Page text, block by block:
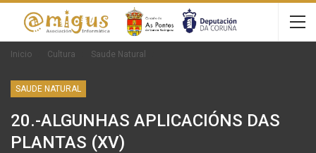
Inicio Cultura Saude Natural
SAUDE NATURAL
20.-ALGUNHAS APLICACIÓNS DAS
PLANTAS (XV)